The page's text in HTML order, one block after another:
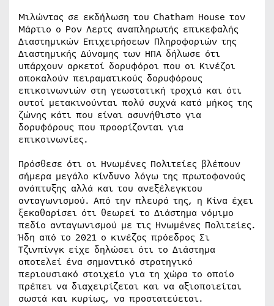
Μιλώντας σε εκδήλωση του Chatham House τον
Μάρτιο ο Ρον Λερτς αναπληρωτής επικεφαλής
Διαστημικών Επιχειρήσεων Πληροφοριών της
Διαστημικής Δύναμης των ΗΠΑ δήλωσε ότι
υπάρχουν αρκετοί δορυφόροι που οι Κινέζοι
αποκαλούν πειραματικούς δορυφόρους
επικοινωνιών στη γεωστατική τροχιά και ότι
αυτοί μετακινούνται πολύ συχνά κατά μήκος της
ζώνης κάτι που είναι ασυνήθιστο για
δορυφόρους που προορίζονται για
επικοινωνίες.
Πρόσθεσε ότι οι Ηνωμένες Πολιτείες βλέπουν
σήμερα μεγάλο κίνδυνο λόγω της πρωτοφανούς
ανάπτυξης αλλά και του ανεξέλεγκτου
ανταγωνισμού. Από την πλευρά της, η Κίνα έχει
ξεκαθαρίσει ότι θεωρεί το Διάστημα νόμιμο
πεδίο ανταγωνισμού με τις Ηνωμένες Πολιτείες.
Ήδη από το 2021 ο κινέζος πρόεδρος Σι
Τζινπίνγκ είχε δηλώσει ότι το Διάστημα
αποτελεί ένα σημαντικό στρατηγικό
περιουσιακό στοιχείο για τη χώρα το οποίο
πρέπει να διαχειρίζεται και να αξιοποιείται
σωστά και κυρίως, να προστατεύεται.